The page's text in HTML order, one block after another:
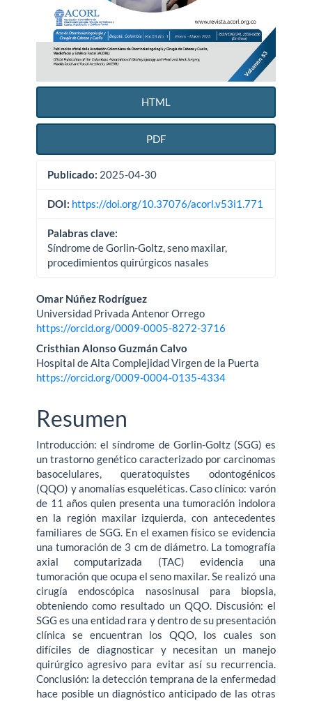
HTML
PDF
Publicado: 2025-04-30
DOI: https://doi.org/10.37076/acorl.v53i1.771
Palabras clave:
Síndrome de Gorlin-Goltz, seno maxilar,
procedimientos quirúrgicos nasales
Contenido
principal
del
artículo
Omar Núñez Rodríguez
Universidad Privada Antenor Orrego
https://orcid.org/0009-0005-8272-3716
Cristhian Alonso Guzmán Calvo
Hospital de Alta Complejidad Virgen de la Puerta
https://orcid.org/0009-0004-0135-4334
Resumen
Introducción: el síndrome de Gorlin-Goltz (SGG) es
un trastorno genético caracterizado por carcinomas
basocelulares, queratoquistes odontogénicos
(QQO) y anomalías esqueléticas. Caso clínico: varón
de 11 años quien presenta una tumoración indolora
en la región maxilar izquierda, con antecedentes
familiares de SGG. En el examen físico se evidencia
una tumoración de 3 cm de diámetro. La tomografía
axial computarizada (TAC) evidencia una
tumoración que ocupa el seno maxilar. Se realizó una
cirugía endoscópica nasosinusal para biopsia,
obteniendo como resultado un QQO. Discusión: el
SGG es una entidad rara y dentro de su presentación
clínica se encuentran los QQO, los cuales son
difíciles de diagnosticar y necesitan un manejo
quirúrgico agresivo para evitar así su recurrencia.
Conclusión: la detección temprana de la enfermedad
hace posible un diagnóstico anticipado de las otras